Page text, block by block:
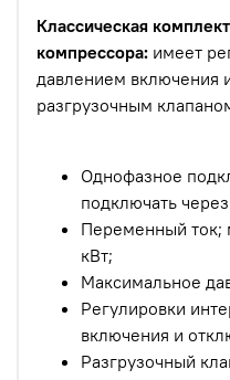
Классическая
компрессора: имеет
давлением включения
разгрузочным
Однофазное
подключать
Переменный ток;
кВт;
Максимальное
Регулировки
включения и
Разгрузочный